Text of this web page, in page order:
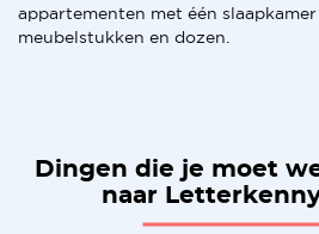
appartementen met één
meubelstukken en dozen.
Dingen die je moet
naar